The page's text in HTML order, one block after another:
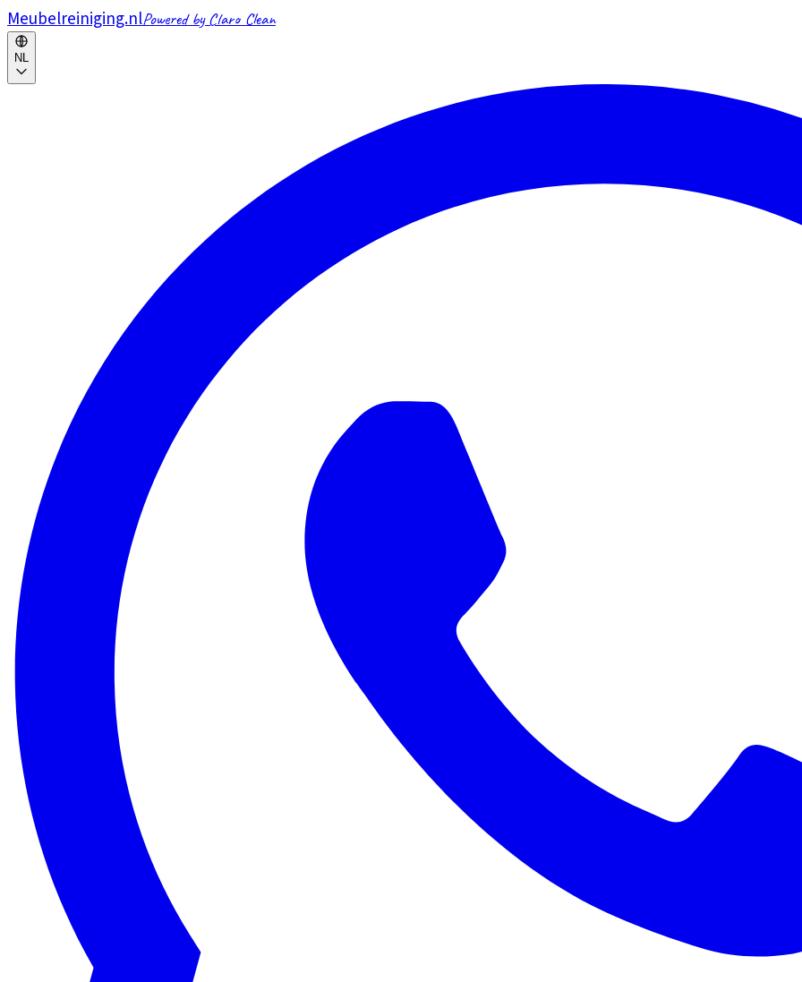
Meubelreiniging.nlPowered by Claro Clean
NL